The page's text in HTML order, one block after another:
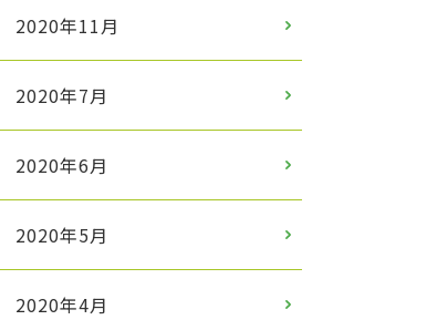
2020年11月
2020年7月
2020年6月
2020年5月
2020年4月